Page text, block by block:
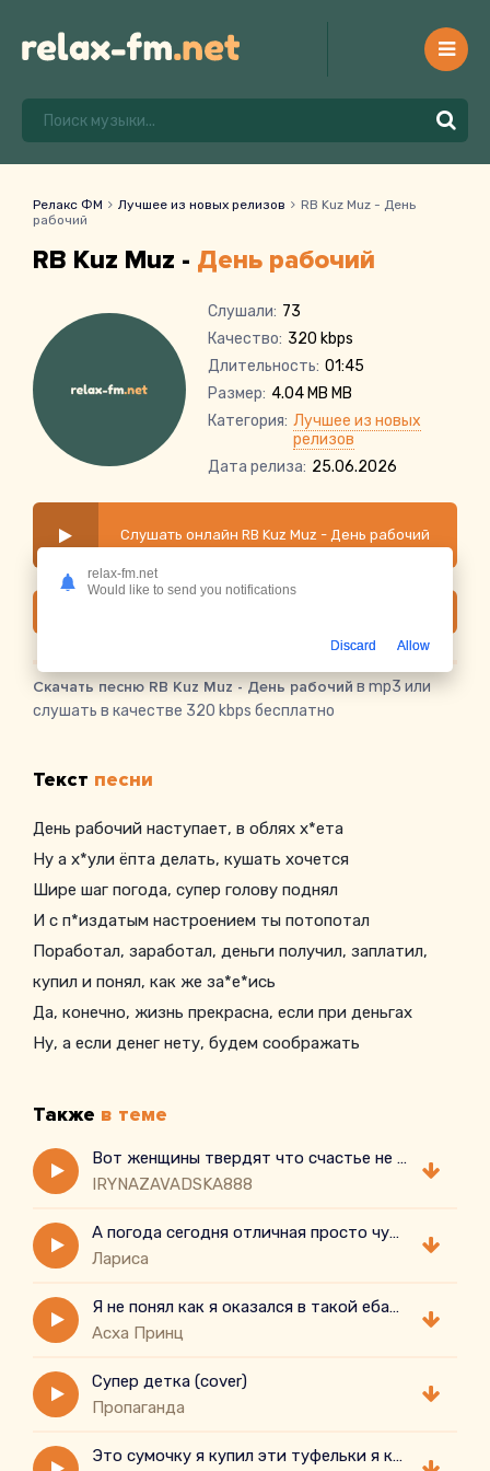
Релакс ФМ Лучшее из новых релизов
RB Kuz Muz - День
рабочий
RB Kuz Muz - День рабочий
Слушали: 73
Качество: 320 kbps
Длительность: 01:45
Размер: 4.04 MB MB
Категория: Лучшее из новых
релизов
Дата релиза: 25.06.2026
Слушать онлайн RB Kuz Muz - День рабочий
Скачать песню RB Kuz Muz - День рабочийв mp3 или
слушать в качестве 320 kbps бесплатно
Текст песни
День рабочий наступает, в облях х*ета
Ну а х*ули ёпта делать, кушать хочется
Шире шаг погода, супер голову поднял
И с п*издатым настроением ты потопотал
Поработал, заработал, деньги получил, заплатил,
купил и понял, как же за*е*ись
Да, конечно, жизнь прекрасна, если при деньгах
Ну, а если денег нету, будем соображать
Также в теме
Вот женщины твердят что счастье не в деньгах
IRYNAZAVADSKA888
А погода сегодня отличная просто чудо погода стоит
Лариса
Я не понял как я оказался в такой ебануто непонятной ситуации
Асха Принц
Супер детка (cover)
Пропаганда
Это сумочку я купил эти туфельки я купил
relax-fm.net
Would like to send you notifications
Discard Allow